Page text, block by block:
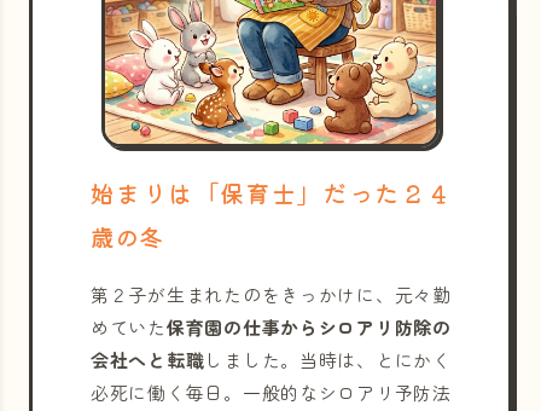
始まりは「保育士」だった２４
歳の冬
第２子が生まれたのをきっかけに、元々勤
めていた保育園の仕事からシロアリ防除の
会社へと転職しました。当時は、とにかく
必死に働く毎日。一般的なシロアリ予防法